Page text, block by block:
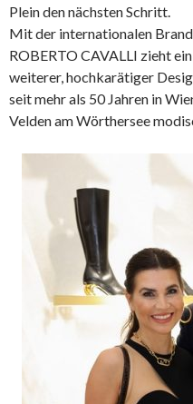
Plein den nächsten Schritt.
Mit der internationalen Brand
ROBERTO CAVALLI zieht ein
weiterer, hochkarätiger
seit mehr als 50 Jahren in
Velden am Wörthersee